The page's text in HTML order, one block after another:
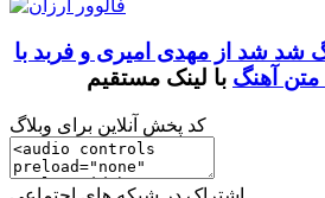
شد شد از مهدی امیری و فربد با
با لینک مستقیم
کد پخش آنلاین برای وبلاگ